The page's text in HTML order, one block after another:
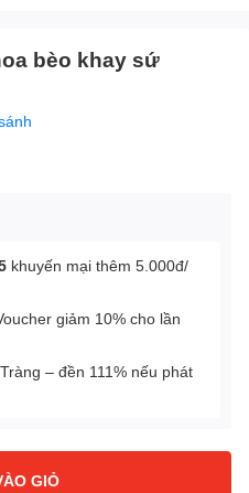
bèo khay sứ
khuyến mại thêm 5.000đ/
giảm 10% cho lần
– đền 111% nếu phát
GIỎ